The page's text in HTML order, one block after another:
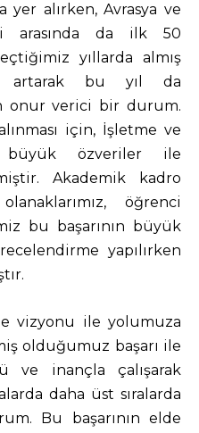
yer alırken, Avrasya ve
arasında da ilk 50
yıllarda almış
artarak bu yıl da
onur verici bir durum.
için, İşletme ve
büyük özveriler ile
Akademik kadro
öğrenci
bu başarının büyük
yapılırken
vizyonu ile yolumuza
olduğumuz başarı ile
ve inançla çalışarak
daha üst sıralarda
Bu başarının elde